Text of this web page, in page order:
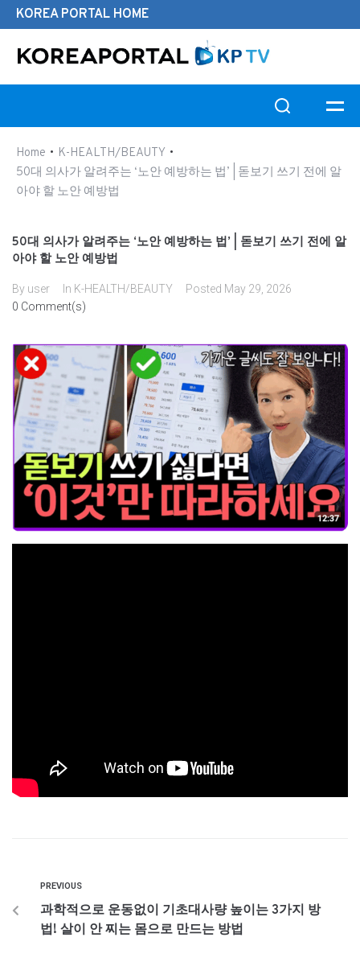
KOREA PORTAL HOME
Home • K-HEALTH/BEAUTY •
50대 의사가 알려주는 ‘노안 예방하는 법’ | 돋보기 쓰기 전에 알
아야 할 노안 예방법
50대 의사가 알려주는 ‘노안 예방하는 법’ | 돋보기 쓰기 전에 알
아야 할 노안 예방법
By user In K-HEALTH/BEAUTY Posted May 29, 2026
0 Comment(s)
PREVIOUS
과학적으로 운동없이 기초대사량 높이는 3가지 방
법! 살이 안 찌는 몸으로 만드는 방법